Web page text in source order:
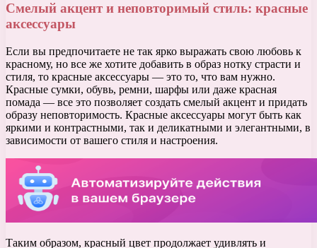
Смелый акцент и неповторимый стиль: красные
аксессуары
Если вы предпочитаете не так ярко выражать свою любовь к
красному, но все же хотите добавить в образ нотку страсти и
стиля, то красные аксессуары — это то, что вам нужно.
Красные сумки, обувь, ремни, шарфы или даже красная
помада — все это позволяет создать смелый акцент и придать
образу неповторимость. Красные аксессуары могут быть как
яркими и контрастными, так и деликатными и элегантными, в
зависимости от вашего стиля и настроения.
Таким образом, красный цвет продолжает удивлять и